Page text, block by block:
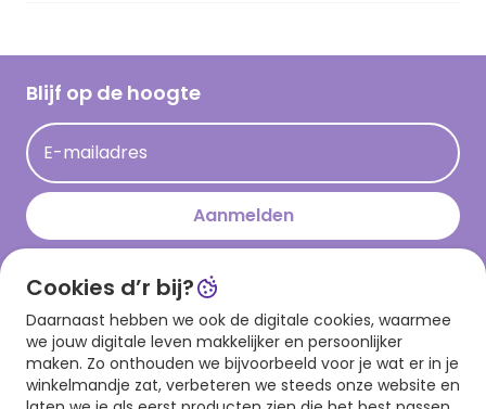
Hallmark Kaartclub
Acties
Persberichten
Cadeau inspiratie
Op kamp gedichten en versjes
Leuke en grappige op kamp teksten
kamppost inspiratie
Blijf op de hoogte
E-mailadres
Aanmelden
Download onze app
Cookies d’r bij?
Daarnaast hebben we ook de digitale cookies, waarmee
we jouw digitale leven makkelijker en persoonlijker
maken. Zo onthouden we bijvoorbeeld voor je wat er in je
winkelmandje zat, verbeteren we steeds onze website en